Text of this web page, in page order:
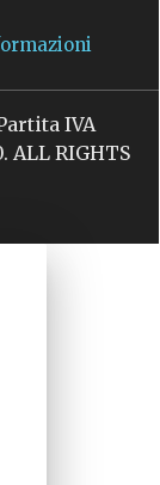
IVA
ALL RIGHTS